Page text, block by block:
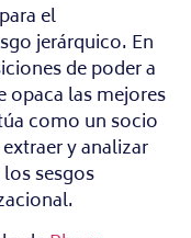
el
jerárquico. En
de poder a
opaca las mejores
como un socio
y analizar
sesgos